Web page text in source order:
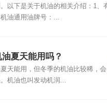
以下是关于机油的相关介绍：1、
油通用油牌号：...
夏天能用吗？
天能用，但冬季的机油比较稀，会
机油也叫发动机润...